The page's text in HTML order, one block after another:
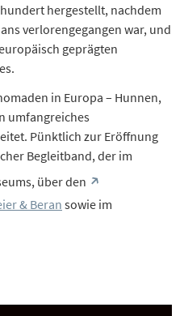
hergestellt, nachdem
verlorengegangen war, und
geprägten
in Europa – Hunnen,
umfangreiches
Pünktlich zur Eröffnung
Begleitband, der im
über den
& Beran sowie im